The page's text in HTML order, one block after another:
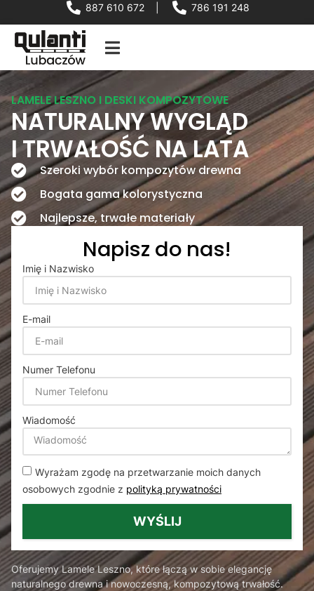
887 610 672 786 191 248
LAMELE LESZNO I DESKI KOMPOZYTOWE
NATURALNY WYGLĄD
I TRWAŁOŚĆ NA LATA
Szeroki wybór kompozytów drewna
Bogata gama kolorystyczna
Najlepsze, trwałe materiały
Napisz do nas!
Imię i Nazwisko
E-mail
Numer Telefonu
Wiadomość
Wyrażam zgodę na przetwarzanie moich danych
osobowych zgodnie z polityką prywatności
WYŚLIJ
Oferujemy Lamele Leszno, które łączą w sobie elegancję
naturalnego drewna i nowoczesną, kompozytową trwałość.